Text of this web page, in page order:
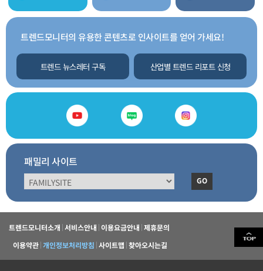
트렌드모니터의 유용한 콘텐츠로 인사이트를 얻어 가세요!
트렌드 뉴스레터 구독 산업별 트렌드 리포트 신청
패밀리 사이트
GO
트렌드모니터소개 서비스안내 이용요금안내 제휴문의
이용약관 개인정보처리방침 사이트맵 찾아오시는길